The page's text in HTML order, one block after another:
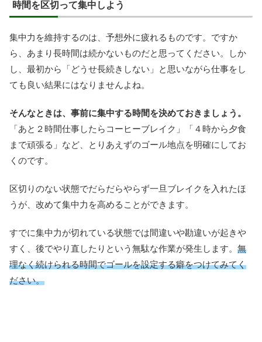
時間を区切って集中しよう
集中力を維持するのは、予想外に疲れるものです。ですか
ら、あまり長時間は続かないものだと思ってください。しか
し、最初から「どうせ長続きしない」と思いながら仕事をし
ても良い結果にはなりませんよね。
そんなときは、事前に集中する時間を決めておきましょう。
「あと２時間仕事したらコーヒーブレイク」「４時から夕食
まで頑張る」など、とりあえずのゴール地点を明確にしてお
くのです。
区切りのない状態でだらだらやらず一旦ブレイクを入れたほ
うが、改めて集中力を高めることができます。
すでに集中力が切れている状態では間違いや勘違いが起きや
すく、後でやり直したりという無駄な作業が発生します。 無
理なく続けられる時間でゴールを設定する癖をつけてみてく
ださい。